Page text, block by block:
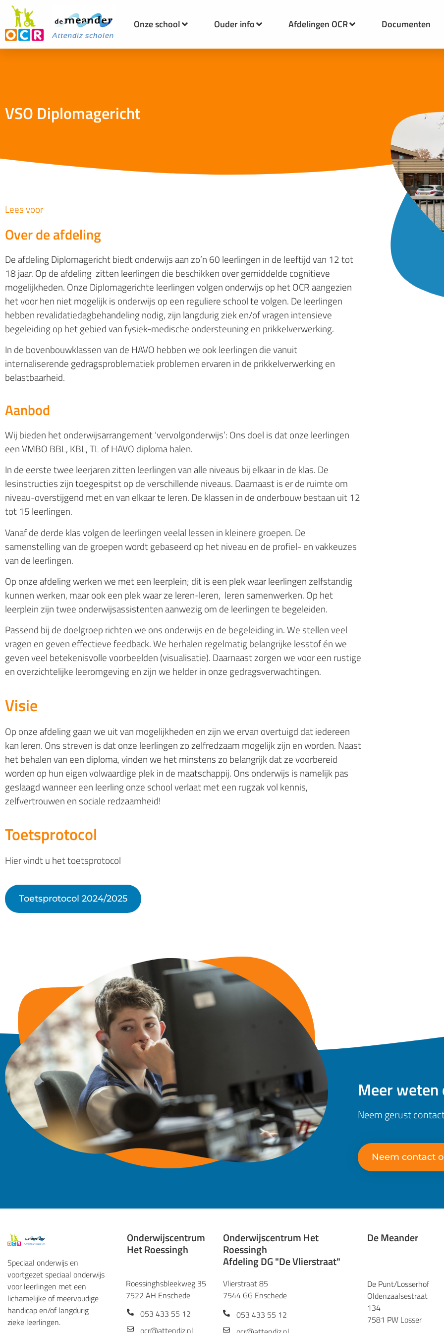
Onze school Ouder info Afdelingen OCR Documenten
VSO Diplomagericht
Lees voor
Over de afdeling
De afdeling Diplomagericht biedt onderwijs aan zo’n 60 leerlingen in de leeftijd van 12 tot
18 jaar. Op de afdeling zitten leerlingen die beschikken over gemiddelde cognitieve
mogelijkheden. Onze Diplomagerichte leerlingen volgen onderwijs op het OCR aangezien
het voor hen niet mogelijk is onderwijs op een reguliere school te volgen. De leerlingen
hebben revalidatiedagbehandeling nodig, zijn langdurig ziek en/of vragen intensieve
begeleiding op het gebied vanfysiek-medische ondersteuning en prikkelverwerking.
In de bovenbouwklassen van de HAVO hebben we ook leerlingen die vanuit
internaliserende gedragsproblematiek problemen ervaren in de prikkelverwerking en
belastbaarheid.
Aanbod
Wij bieden het onderwijsarrangement ‘vervolgonderwijs’: Ons doel is dat onze leerlingen
een VMBO BBL, KBL, TL of HAVO diploma halen.
In de eerste twee leerjaren zitten leerlingen van alle niveaus bij elkaar in de klas. De
lesinstructies zijn toegespitst op de verschillende niveaus. Daarnaast is er de ruimte om
niveau-overstijgend met en van elkaar te leren. De klassen in de onderbouw bestaan uit 12
tot 15 leerlingen.
Vanaf de derde klas volgen de leerlingen veelal lessen in kleinere groepen. De
samenstelling van de groepen wordt gebaseerd op het niveau en de profiel- en vakkeuzes
van de leerlingen.
Op onze afdeling werken we met een leerplein; dit is een plek waar leerlingen zelfstandig
kunnen werken, maar ook een plek waar ze leren-leren, leren samenwerken. Op het
leerplein zijn twee onderwijsassistenten aanwezig om de leerlingen te begeleiden.
Passend bij de doelgroep richten we ons onderwijs en de begeleiding in. We stellen veel
vragen en geven effectieve feedback. We herhalen regelmatig belangrijke lesstof én we
geven veel betekenisvolle voorbeelden (visualisatie). Daarnaast zorgen we voor een rustige
en overzichtelijke leeromgeving en zijn we helder in onze gedragsverwachtingen.
Visie
Op onze afdeling gaan we uit van mogelijkheden en zijn we ervan overtuigd dat iedereen
kan leren. Ons streven is dat onze leerlingen zo zelfredzaam mogelijk zijn en worden. Naast
het behalen van een diploma, vinden we het minstens zo belangrijk dat ze voorbereid
worden op hun eigen volwaardige plek in de maatschappij. Ons onderwijs is namelijk pas
geslaagd wanneer een leerling onze school verlaat met een rugzak vol kennis,
zelfvertrouwen en sociale redzaamheid!
Toetsprotocol
Hier vindt u het toetsprotocol
Toetsprotocol 2024/2025
Meer weten
Neem gerust
Neem contact
Speciaal onderwijs en
voortgezet speciaal onderwijs
voor leerlingen met een
lichamelijke of meervoudige
handicap en/of langdurig
zieke leerlingen.
Onderwijscentrum
Het Roessingh
Roessinghsbleekweg 35
7522 AH Enschede
053 433 55 12
ocr@attendiz.nl
Onderwijscentrum Het
Roessingh
Afdeling DG "De Vlierstraat"
Vlierstraat 85
7544 GG Enschede
053 433 55 12
De Meander
De Punt/Losserhof
Oldenzaalsestraat
134
7581 PW Losser